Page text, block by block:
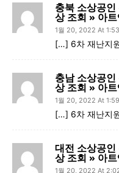
충북 소상공
상 조회 » 아
1월 20, 2022 At
[…] 6차 재난지
충남 소상공
상 조회 » 아
1월 20, 2022 At
[…] 6차 재난지
대전 소상공
상 조회 » 아
1월 20, 2022 At